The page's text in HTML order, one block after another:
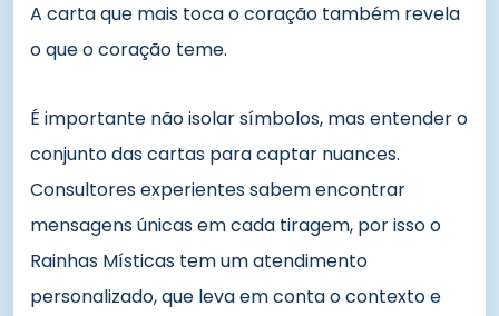
A carta que mais toca o coração também revela
o que o coração teme.
É importante não isolar símbolos, mas entender o
conjunto das cartas para captar nuances.
Consultores experientes sabem encontrar
mensagens únicas em cada tiragem, por isso o
Rainhas Místicas tem um atendimento
personalizado, que leva em conta o contexto e